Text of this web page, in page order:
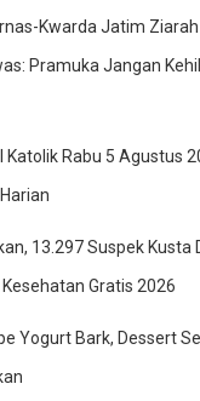
Kwarda Jatim
Pramuka Jangan
Katolik Rabu 5 Agustus
13.297 Suspek Kusta
Gratis 2026
Yogurt Bark, Dessert